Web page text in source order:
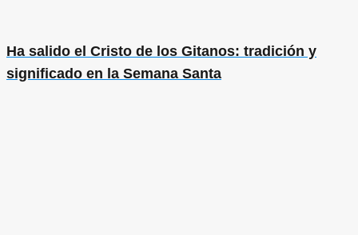
Ha salido el Cristo de los Gitanos: tradición y
significado en la Semana Santa